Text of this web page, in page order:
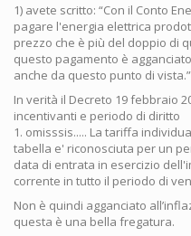
1) avete scritto: “Con il Conto
pagare l'energia elettrica
prezzo che è più del doppio di
questo pagamento è
anche da questo punto di
In verità il Decreto 19 febbraio
incentivanti e periodo di diritto
1. omisssis..... La tariffa
tabella e' riconosciuta per un
data di entrata in esercizio
corrente in tutto il periodo di
Non è quindi agganciato
questa è una bella fregatura.